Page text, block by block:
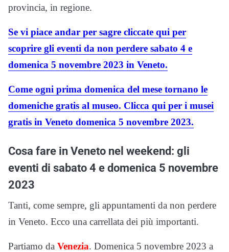
provincia, in regione.
Se vi piace andar per sagre cliccate qui per
scoprire gli eventi da non perdere sabato 4 e
domenica 5 novembre 2023 in Veneto.
Come ogni prima domenica del mese tornano le
domeniche gratis al museo. Clicca qui per i musei
gratis in Veneto domenica 5 novembre 2023.
Cosa fare in Veneto nel weekend: gli
eventi di sabato 4 e domenica 5 novembre
2023
Tanti, come sempre, gli appuntamenti da non perdere
in Veneto. Ecco una carrellata dei più importanti.
Partiamo da Venezia. Domenica 5 novembre 2023 a